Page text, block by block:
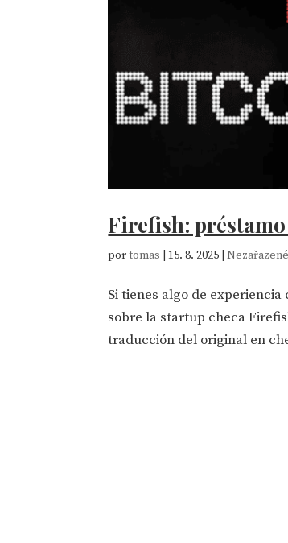
Firefish:
portomas |15. 8. 2025 |Nezařazené
Si tienes algo de
sobre la startup checa
traducción del original en